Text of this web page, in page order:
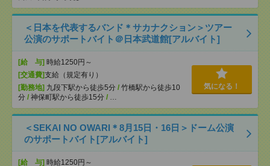
＜日本を代表するバンド＊サカナクション＞ツアー
公演のサポートバイト＠日本武道館[アルバイト]
[給 与] 時給1250円～
[交通費]支給（規定有り）
[勤務地] 九段下駅から徒歩5分 / 竹橋駅から徒歩10
分 / 神保町駅から徒歩15分 / …
気になる！
＜SEKAI NO OWARI＊8月15日・16日＞ドーム公演
のサポートバイト[アルバイト]
[給 与] 時給1250円～